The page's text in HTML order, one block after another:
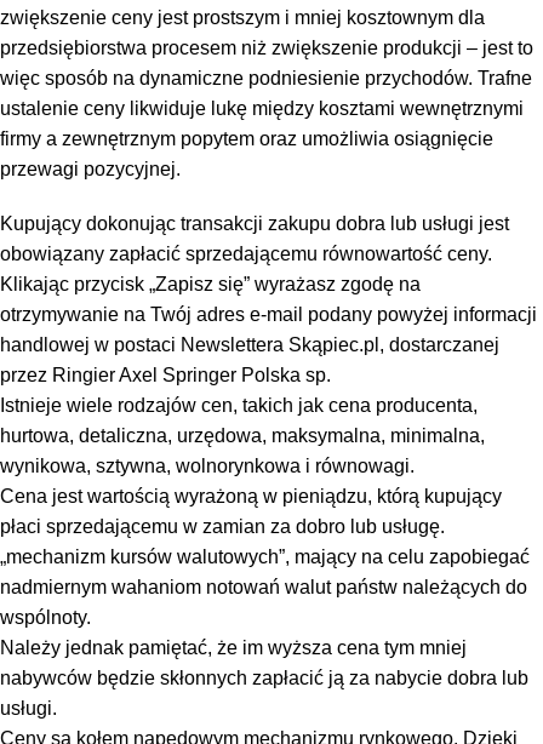
zwiększenie ceny jest prostszym i mniej kosztownym dla
przedsiębiorstwa procesem niż zwiększenie produkcji – jest to
więc sposób na dynamiczne podniesienie przychodów. Trafne
ustalenie ceny likwiduje lukę między kosztami wewnętrznymi
firmy a zewnętrznym popytem oraz umożliwia osiągnięcie
przewagi pozycyjnej.
Kupujący dokonując transakcji zakupu dobra lub usługi jest
obowiązany zapłacić sprzedającemu równowartość ceny.
Klikając przycisk „Zapisz się” wyrażasz zgodę na
otrzymywanie na Twój adres e-mail podany powyżej informacji
handlowej w postaci Newslettera Skąpiec.pl, dostarczanej
przez Ringier Axel Springer Polska sp.
Istnieje wiele rodzajów cen, takich jak cena producenta,
hurtowa, detaliczna, urzędowa, maksymalna, minimalna,
wynikowa, sztywna, wolnorynkowa i równowagi.
Cena jest wartością wyrażoną w pieniądzu, którą kupujący
płaci sprzedającemu w zamian za dobro lub usługę.
„mechanizm kursów walutowych”, mający na celu zapobiegać
nadmiernym wahaniom notowań walut państw należących do
wspólnoty.
Należy jednak pamiętać, że im wyższa cena tym mniej
nabywców będzie skłonnych zapłacić ją za nabycie dobra lub
usługi.
Ceny są kołem napędowym mechanizmu rynkowego. Dzięki